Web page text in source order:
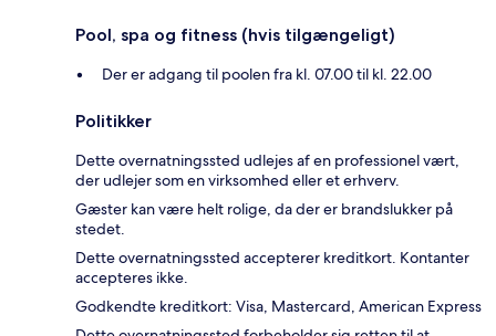
Pool, spa og fitness (hvis tilgængeligt)
Der er adgang til poolen fra kl. 07.00 til kl. 22.00
Politikker
Dette overnatningssted udlejes af en professionel vært,
der udlejer som en virksomhed eller et erhverv.
Gæster kan være helt rolige, da der er brandslukker på
stedet.
Dette overnatningssted accepterer kreditkort. Kontanter
accepteres ikke.
Godkendte kreditkort: Visa, Mastercard, American Express